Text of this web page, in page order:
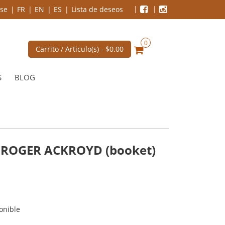
FR EN ES Lista de deseos
Carrito / Articulo(s) - $0.00
0
BLOG
ACKROYD (booket)